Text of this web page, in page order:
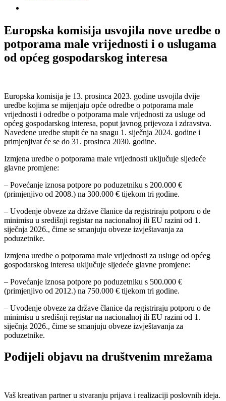
Europska komisija usvojila nove uredbe o
potporama male vrijednosti i o uslugama
od općeg gospodarskog interesa
Europska komisija je 13. prosinca 2023. godine usvojila dvije
uredbe kojima se mijenjaju opće odredbe o potporama male
vrijednosti i odredbe o potporama male vrijednosti za usluge od
općeg gospodarskog interesa, poput javnog prijevoza i zdravstva.
Navedene uredbe stupit će na snagu 1. siječnja 2024. godine i
primjenjivat će se do 31. prosinca 2030. godine.
Izmjena uredbe o potporama male vrijednosti uključuje sljedeće
glavne promjene:
– Povećanje iznosa potpore po poduzetniku s 200.000 €
(primjenjivo od 2008.) na 300.000 € tijekom tri godine.
– Uvođenje obveze za države članice da registriraju potporu o de
minimisu u središnji registar na nacionalnoj ili EU razini od 1.
siječnja 2026., čime se smanjuju obveze izvještavanja za
poduzetnike.
Izmjena uredbe o potporama male vrijednosti za usluge od općeg
gospodarskog interesa uključuje sljedeće glavne promjene:
– Povećanje iznosa potpore po poduzetniku s 500.000 €
(primjenjivo od 2012.) na 750.000 € tijekom tri godine.
– Uvođenje obveze za države članice da registriraju potporu o de
minimisu u središnji registar na nacionalnoj ili EU razini od 1.
siječnja 2026., čime se smanjuju obveze izvještavanja za
poduzetnike.
Podijeli objavu na društvenim mrežama
Vaš kreativan partner u stvaranju prijava i realizaciji poslovnih ideja.